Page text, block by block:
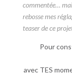
commentée…
rebosse mes
teaser de ce
Pour
avec TES